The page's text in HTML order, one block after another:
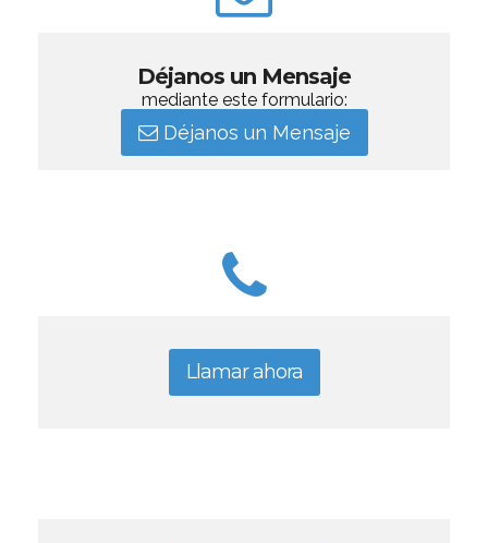
Déjanos un Mensaje
mediante este formulario:
Déjanos un Mensaje
Llamar ahora